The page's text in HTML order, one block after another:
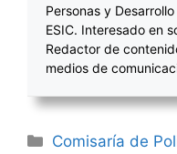
Personas y
ESIC. Interesado en
Redactor de
medios de
Categorías
Comisaría de